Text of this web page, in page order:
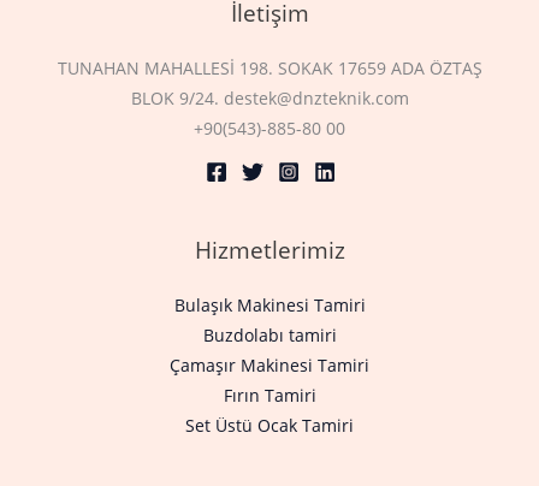
İletişim
TUNAHAN MAHALLESİ 198. SOKAK 17659 ADA ÖZTAŞ
BLOK 9/24. destek@dnzteknik.com
+90(543)-885-80 00
Hizmetlerimiz
Bulaşık Makinesi Tamiri
Buzdolabı tamiri
Çamaşır Makinesi Tamiri
Fırın Tamiri
Set Üstü Ocak Tamiri